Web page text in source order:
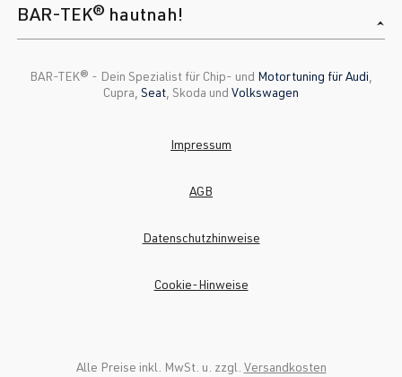
BAR-TEK® hautnah!
BAR-TEK®️ - Dein Spezialist für Chip- und Motortuning für Audi
Cupra, Seat , Skoda und Volkswagen
Alle Preise inkl. MwSt. u. zzgl. Versandkosten
Impressum
AGB
Datenschutzhinweise
Cookie-Hinweise